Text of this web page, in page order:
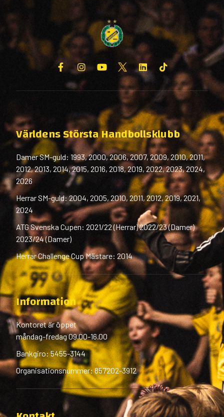
Världens Största Handbollsklubb
Damer SM-guld: 1993, 2000, 2006, 2007, 2009, 2010, 2011,
2012, 2013, 2014, 2015, 2016, 2018, 2019, 2022, 2023, 2024,
2026
Herrar SM-guld: 2004, 2005, 2010, 2011, 2012, 2019, 2021,
2024
ATG Svenska Cupen: 2021/22 (Herrar) 2022/23 (Damer)
2023/24 (Damer)
Herrar Challenge Cup Mästare: 2014
Information
Kontoret är öppet
måndag-fredag 09.00-16.00
Bankgiro: 5455-3144
Organisationsnummer: 857202-3912